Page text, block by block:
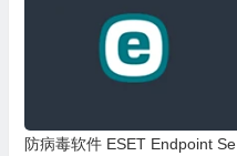
防病毒软件 ESET Endpoint Se